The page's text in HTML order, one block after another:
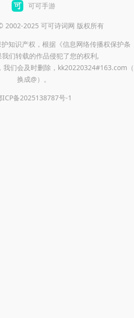
可可手游
2025 可可诗词网 版权所有
知识产权，根据《信息网络传播权保护条
们转载的作品侵犯了您的权利,
我们会及时删除，kk20220324#163.com
换成@）。
ICP备2025138787号-1